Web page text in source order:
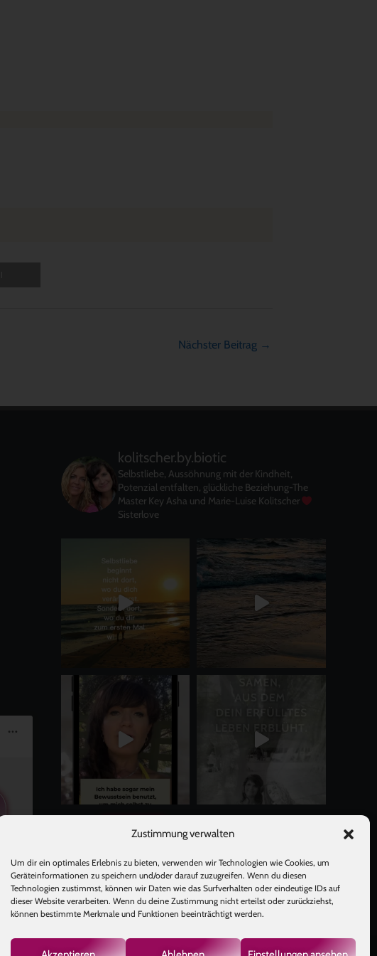
Zustimmung verwalten
Um dir ein optimales Erlebnis zu bieten, verwenden wir Technologien wie Cookies, um
Geräteinformationen zu speichern und/oder darauf zuzugreifen. Wenn du diesen
Technologien zustimmst, können wir Daten wie das Surfverhalten oder eindeutige IDs auf
dieser Website verarbeiten. Wenn du deine Zustimmung nicht erteilst oder zurückziehst,
können bestimmte Merkmale und Funktionen beeinträchtigt werden.
Nächster Beitrag →
kolitscher.by.biotic
Selbstliebe, Aussöhnung mit der Kindheit,
Potenzial entfalten, glückliche Beziehung-The
Master KeyAsha und Marie-Luise Kolitscher
Sisterlove
Mehr laden Auf Instagram folgen